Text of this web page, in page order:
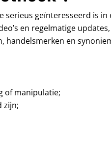
serieus geïnteresseerd is
en regelmatige
en
of manipulatie;
zijn;